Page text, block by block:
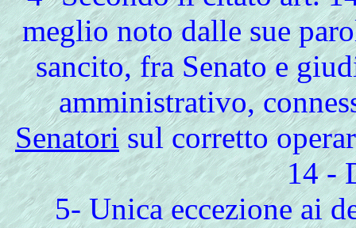
meglio noto dalle sue
sancito, fra Senato e
amministrativo,
Senatorisul corretto
14 -
5- Unica eccezione ai